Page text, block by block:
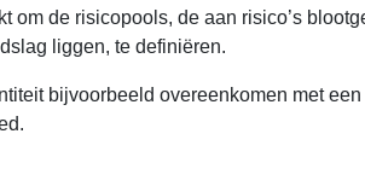
om de risicopools, de aan risico’s
liggen, te definiëren.
bijvoorbeeld overeenkomen met